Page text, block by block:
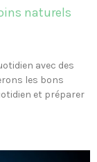
naturels
avec des
les bons
et préparer